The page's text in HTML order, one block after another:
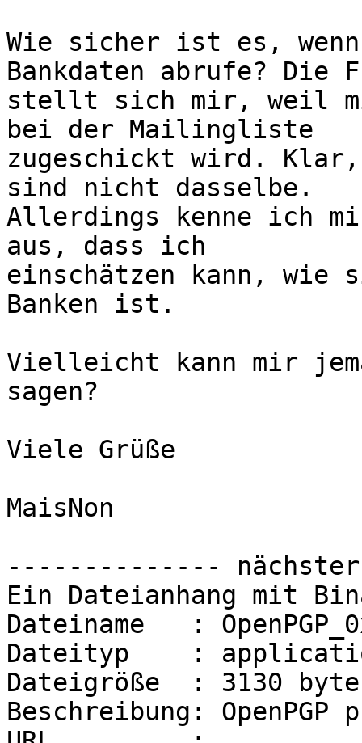
Wie sicher ist es,
Bankdaten abrufe? Die
stellt sich mir, weil
bei der Mailingliste
zugeschickt wird. Klar,
sind nicht dasselbe.
Allerdings kenne ich
aus, dass ich
einschätzen kann, wie
Banken ist.
Vielleicht kann mir
sagen?
Viele Grüße
MaisNon
--------------
Ein Dateianhang mit
Dateiname   :
Dateityp    :
Dateigröße  : 3130
Beschreibung: OpenPGP